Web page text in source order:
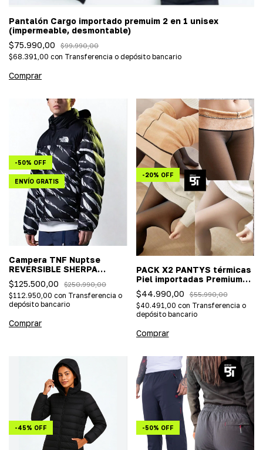
Pantalón Cargo importado premuim 2 en 1 unisex
(impermeable, desmontable)
$75.990,00
$99.990,00
$68.391,00 con Transferencia o depósito bancario
Comprar
-50% OFF
ENVÍO GRATIS
Campera TNF Nuptse
REVERSIBLE SHERPA
(importada)
$125.500,00 $250.990,00
$112.950,00 con Transferencia o
depósito bancario
Comprar
-20% OFF
PACK X2 PANTYS térmicas
Piel importadas Premium
OUTFIT PERFECTO !
$44.990,00 $55.990,00
$40.491,00 con Transferencia o
depósito bancario
Comprar
-45% OFF -50% OFF